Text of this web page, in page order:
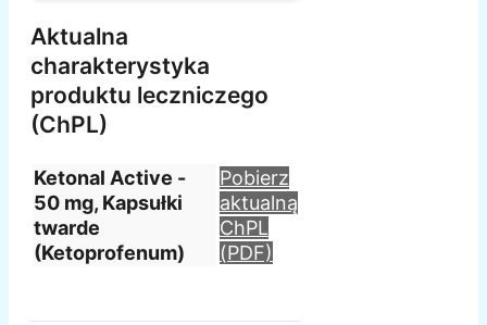
Aktualna
charakterystyka
produktu leczniczego
(ChPL)
Ketonal Active -
50 mg, Kapsułki
twarde
(Ketoprofenum)
Pobierz
aktualną
ChPL
(PDF)